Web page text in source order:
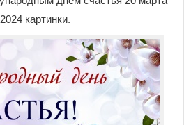
2024 картинки.